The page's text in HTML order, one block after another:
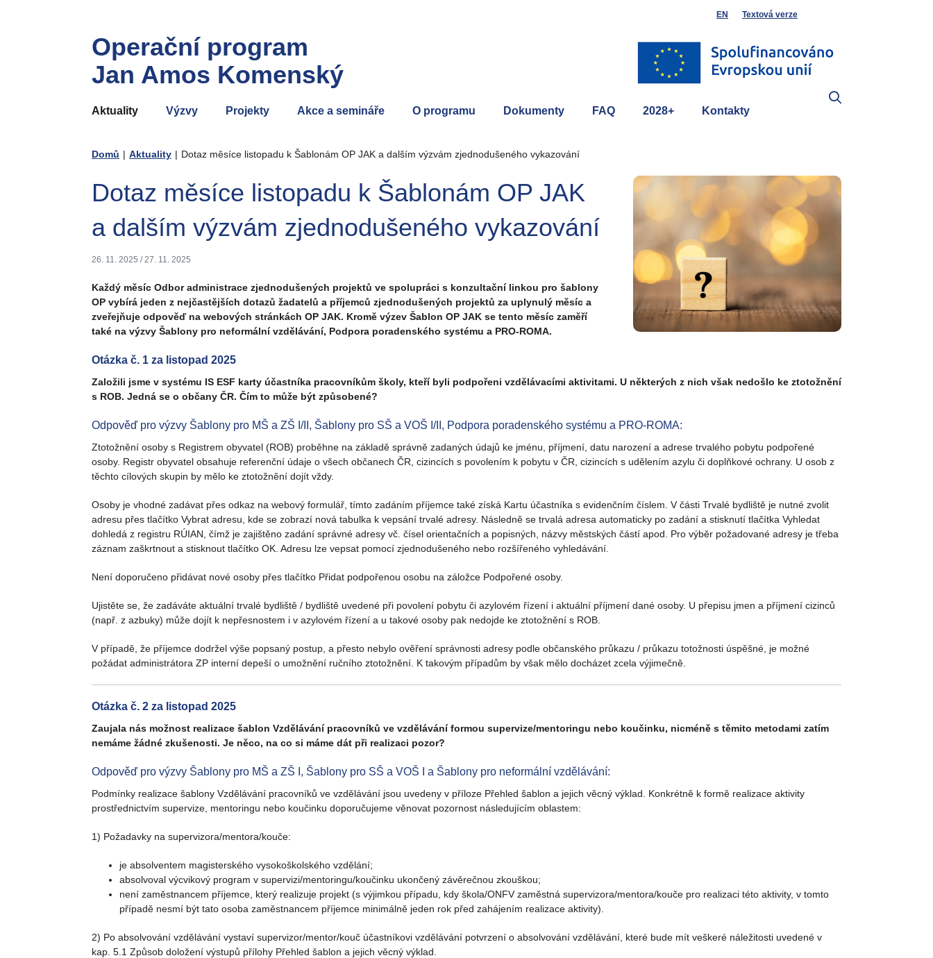
Operační program
Jan Amos Komenský
EN Textová verze
Aktuality Výzvy Projekty Akce a semináře O programu Dokumenty FAQ 2028+ Kontakty
Domů | Aktuality | Dotaz měsíce listopadu k Šablonám OP JAK a dalším výzvám zjednodušeného vykazování
Dotaz měsíce listopadu k Šablonám OP JAK
a dalším výzvám zjednodušeného vykazování
26. 11. 2025 / 27. 11. 2025
Každý měsíc Odbor administrace zjednodušených projektů ve spolupráci s konzultační linkou pro šablony
OP vybírá jeden z nejčastějších dotazů žadatelů a příjemců zjednodušených projektů za uplynulý měsíc a
zveřejňuje odpověď na webových stránkách OP JAK. Kromě výzev Šablon OP JAK se tento měsíc zaměří
také na výzvy Šablony pro neformální vzdělávání, Podpora poradenského systému a PRO-ROMA.
Otázka č. 1 za listopad 2025
Založili jsme v systému IS ESF karty účastníka pracovníkům školy, kteří byli podpořeni vzdělávacími aktivitami. U některých z nich však nedošlo ke ztotožnění
s ROB. Jedná se o občany ČR. Čím to může být způsobené?
Odpověď pro výzvy Šablony pro MŠ a ZŠ I/II, Šablony pro SŠ a VOŠ I/II, Podpora poradenského systému a PRO-ROMA:
Ztotožnění osoby s Registrem obyvatel (ROB) proběhne na základě správně zadaných údajů ke jménu, příjmení, datu narození a adrese trvalého pobytu podpořené
osoby. Registr obyvatel obsahuje referenční údaje o všech občanech ČR, cizincích s povolením k pobytu v ČR, cizincích s udělením azylu či doplňkové ochrany. U osob z
těchto cílových skupin by mělo ke ztotožnění dojít vždy.
Osoby je vhodné zadávat přes odkaz na webový formulář, tímto zadáním příjemce také získá Kartu účastníka s evidenčním číslem. V části Trvalé bydliště je nutné zvolit
adresu přes tlačítko Vybrat adresu, kde se zobrazí nová tabulka k vepsání trvalé adresy. Následně se trvalá adresa automaticky po zadání a stisknutí tlačítka Vyhledat
dohledá z registru RÚIAN, čímž je zajištěno zadání správné adresy vč. čísel orientačních a popisných, názvy městských částí apod. Pro výběr požadované adresy je třeba
záznam zaškrtnout a stisknout tlačítko OK. Adresu lze vepsat pomocí zjednodušeného nebo rozšířeného vyhledávání.
Není doporučeno přidávat nové osoby přes tlačítko Přidat podpořenou osobu na záložce Podpořené osoby.
Ujistěte se, že zadáváte aktuální trvalé bydliště / bydliště uvedené při povolení pobytu či azylovém řízení i aktuální příjmení dané osoby. U přepisu jmen a příjmení cizinců
(např. z azbuky) může dojít k nepřesnostem i v azylovém řízení a u takové osoby pak nedojde ke ztotožnění s ROB.
V případě, že příjemce dodržel výše popsaný postup, a přesto nebylo ověření správnosti adresy podle občanského průkazu / průkazu totožnosti úspěšné, je možné
požádat administrátora ZP interní depeší o umožnění ručního ztotožnění. K takovým případům by však mělo docházet zcela výjimečně.
Otázka č. 2 za listopad 2025
Zaujala nás možnost realizace šablon Vzdělávání pracovníků ve vzdělávání formou supervize/mentoringu nebo koučinku, nicméně s těmito metodami zatím
nemáme žádné zkušenosti. Je něco, na co si máme dát při realizaci pozor?
Odpověď pro výzvy Šablony pro MŠ a ZŠ I, Šablony pro SŠ a VOŠ I a Šablony pro neformální vzdělávání:
Podmínky realizace šablony Vzdělávání pracovníků ve vzdělávání jsou uvedeny v příloze Přehled šablon a jejich věcný výklad. Konkrétně k formě realizace aktivity
prostřednictvím supervize, mentoringu nebo koučinku doporučujeme věnovat pozornost následujícím oblastem:
1) Požadavky na supervizora/mentora/kouče:
je absolventem magisterského vysokoškolského vzdělání;
absolvoval výcvikový program v supervizi/mentoringu/koučinku ukončený závěrečnou zkouškou;
není zaměstnancem příjemce, který realizuje projekt (s výjimkou případu, kdy škola/ONFV zaměstná supervizora/mentora/kouče pro realizaci této aktivity, v tomto
případě nesmí být tato osoba zaměstnancem příjemce minimálně jeden rok před zahájením realizace aktivity).
2) Po absolvování vzdělávání vystaví supervizor/mentor/kouč účastníkovi vzdělávání potvrzení o absolvování vzdělávání, které bude mít veškeré náležitosti uvedené v
kap. 5.1 Způsob doložení výstupů přílohy Přehled šablon a jejich věcný výklad.